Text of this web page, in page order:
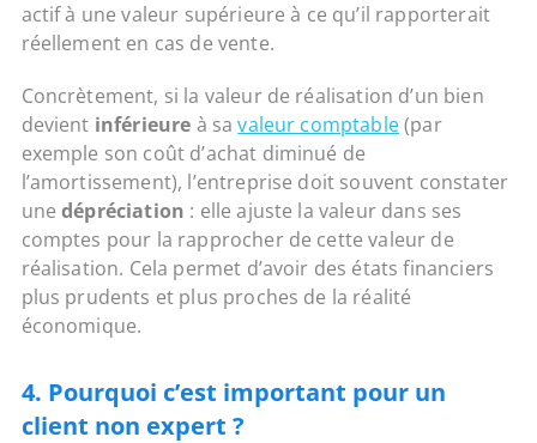
actif à une valeur supérieure à ce qu’il rapporterait
réellement en cas de vente.
Concrètement, si la valeur de réalisation d’un bien
devient inférieure à savaleur comptable(par
exemple son coût d’achat diminué de
l’amortissement), l’entreprise doit souvent constater
unedépréciation : elle ajuste la valeur dans ses
comptes pour la rapprocher de cette valeur de
réalisation. Cela permet d’avoir des états financiers
plus prudents et plus proches de la réalité
économique.
4. Pourquoi c’est important pour un
client non expert ?